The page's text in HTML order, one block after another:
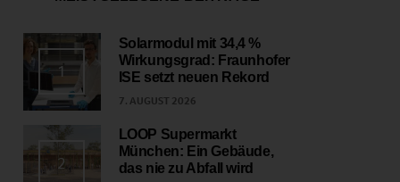
1
Solarmodul mit 34,4 %
Wirkungsgrad: Fraunhofer
ISE setzt neuen Rekord
7. AUGUST 2026
2
LOOP Supermarkt
München: Ein Gebäude,
das nie zu Abfall wird